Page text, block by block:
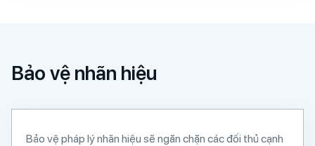
Bảo vệ nhãn hiệu
Bảo vệ pháp lý nhãn hiệu sẽ ngăn chặn các đối thủ cạnh